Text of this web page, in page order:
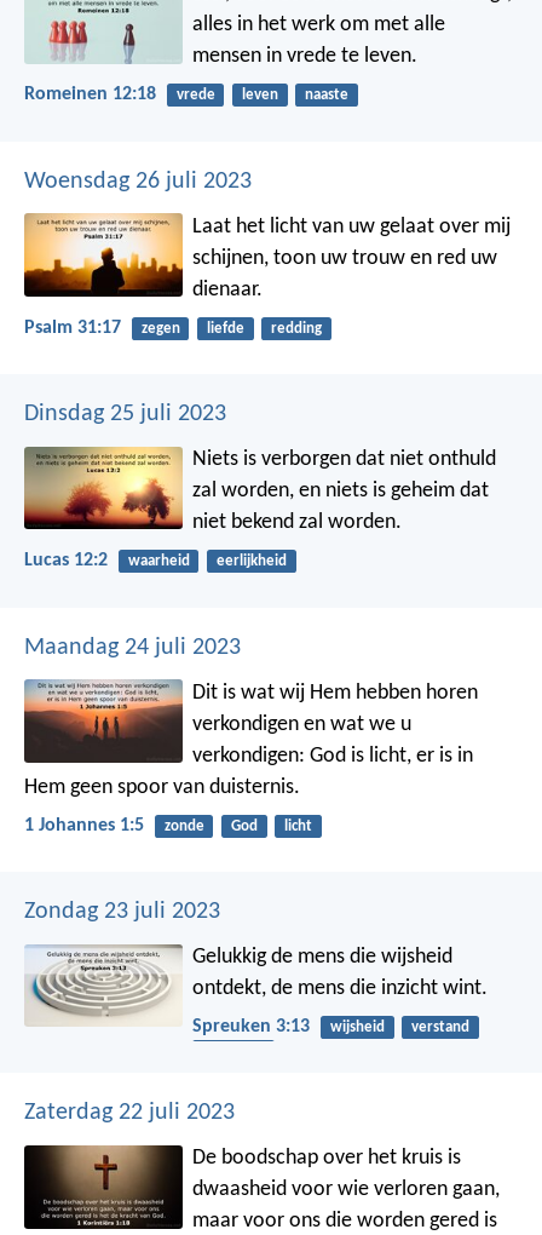
alles in het werk om met alle
mensen in vrede te leven.
Romeinen 12:18 vrede leven naaste
Woensdag 26 juli 2023
Laat het licht van uw gelaat over mij
schijnen, toon uw trouw en red uw
dienaar.
Psalm 31:17 zegen liefde redding
Dinsdag 25 juli 2023
Niets is verborgen dat niet onthuld
zal worden, en niets is geheim dat
niet bekend zal worden.
Lucas 12:2 waarheid eerlijkheid
Maandag 24 juli 2023
Dit is wat wij Hem hebben horen
verkondigen en wat we u
verkondigen: God is licht, er is in
Hem geen spoor van duisternis.
1 Johannes 1:5 zonde God licht
Zondag 23 juli 2023
Gelukkig de mens die wijsheid
ontdekt, de mens die inzicht wint.
Spreuken 3:13 wijsheid
verstand
Zaterdag 22 juli 2023
De boodschap over het kruis is
dwaasheid voor wie verloren gaan,
maar voor ons die worden gered is